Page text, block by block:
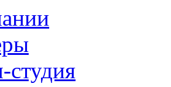
студия